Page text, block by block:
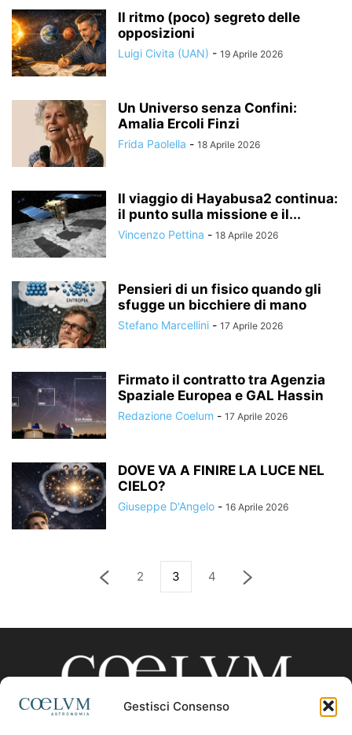
Gestisci Consenso
Il ritmo (poco) segreto delle
opposizioni
Luigi Civita (UAN) - 19 Aprile 2026
Un Universo senza Confini:
Amalia Ercoli Finzi
Frida Paolella - 18 Aprile 2026
Il viaggio di Hayabusa2 continua:
il punto sulla missione e il...
Vincenzo Pettina - 18 Aprile 2026
Pensieri di un fisico quando gli
sfugge un bicchiere di mano
Stefano Marcellini - 17 Aprile 2026
Firmato il contratto tra Agenzia
Spaziale Europea e GAL Hassin
Redazione Coelum - 17 Aprile 2026
DOVE VA A FINIRE LA LUCE NEL
CIELO?
Giuseppe D'Angelo - 16 Aprile 2026
2 3 4